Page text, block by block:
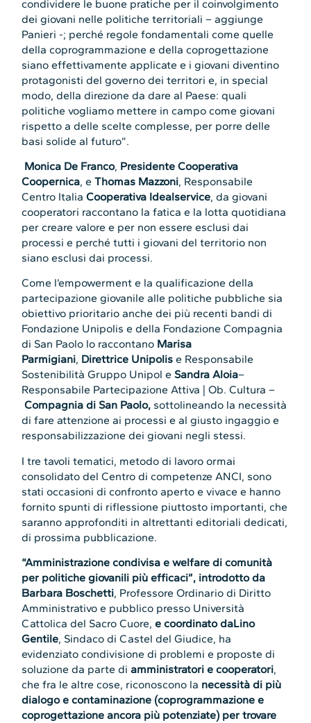
condividere le buone pratiche per il coinvolgimento
dei giovani nelle politiche territoriali – aggiunge
Panieri -; perché regole fondamentali come quelle
della coprogrammazione e della coprogettazione
siano effettivamente applicate e i giovani diventino
protagonisti del governo dei territori e, in special
modo, della direzione da dare al Paese: quali
politiche vogliamo mettere in campo come giovani
rispetto a delle scelte complesse, per porre delle
basi solide al futuro”.
Monica De Franco, Presidente Cooperativa
Coopernica, eThomas Mazzoni, Responsabile
Centro ItaliaCooperativa Idealservice, da giovani
cooperatori raccontano la fatica e la lotta quotidiana
per creare valore e per non essere esclusi dai
processi e perché tutti i giovani del territorio non
siano esclusi dai processi.
Come l’empowerment e la qualificazione della
partecipazione giovanile alle politiche pubbliche sia
obiettivo prioritario anche dei più recenti bandi di
Fondazione Unipolis e della Fondazione Compagnia
di San Paolo lo raccontano Marisa
Parmigiani, Direttrice Unipolis e Responsabile
Sostenibilità Gruppo Unipol e Sandra Aloia–
Responsabile Partecipazione Attiva | Ob. Cultura –
Compagnia di San Paolo, sottolineando la necessità
di fare attenzione ai processi e al giusto ingaggio e
responsabilizzazione dei giovani negli stessi.
I tre tavoli tematici, metodo di lavoro ormai
consolidato del Centro di competenze ANCI, sono
stati occasioni di confronto aperto e vivace e hanno
fornito spunti di riflessione piuttosto importanti, che
saranno approfonditi in altrettanti editoriali dedicati,
di prossima pubblicazione.
“Amministrazione condivisa e welfare di comunità
per politiche giovanili più efficaci”, introdotto da
Barbara Boschetti, Professore Ordinario di Diritto
Amministrativo e pubblico presso Università
Cattolica del Sacro Cuore, e coordinato daLino
Gentile, Sindaco di Castel del Giudice, ha
evidenziato condivisione di problemi e proposte di
soluzione da parte diamministratori e cooperatori,
che fra le altre cose, riconoscono la necessità di più
dialogo e contaminazione (coprogrammazione e
coprogettazione ancora più potenziate) per trovare